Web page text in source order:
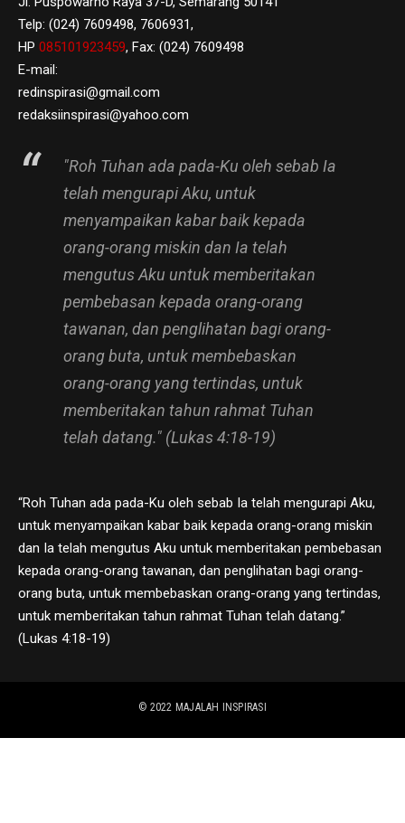
Telp: (024) 7609498, 7606931,
HP 085101923459, Fax: (024) 7609498
E-mail:
redinspirasi@gmail.com
redaksiinspirasi@yahoo.com
"Roh Tuhan ada pada-Ku oleh sebab Ia
telah mengurapi Aku, untuk
menyampaikan kabar baik kepada
orang-orang miskin dan Ia telah
mengutus Aku untuk memberitakan
pembebasan kepada orang-orang
tawanan, dan penglihatan bagi orang-
orang buta, untuk membebaskan
orang-orang yang tertindas, untuk
memberitakan tahun rahmat Tuhan
telah datang." (Lukas 4:18-19)
“Roh Tuhan ada pada-Ku oleh sebab Ia telah mengurapi Aku,
untuk menyampaikan kabar baik kepada orang-orang miskin
dan Ia telah mengutus Aku untuk memberitakan pembebasan
kepada orang-orang tawanan, dan penglihatan bagi orang-
orang buta, untuk membebaskan orang-orang yang tertindas,
untuk memberitakan tahun rahmat Tuhan telah datang.”
(Lukas 4:18-19)
© 2022 MAJALAH INSPIRASI